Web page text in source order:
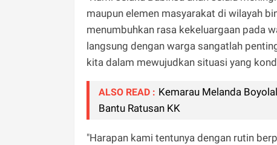
maupun elemen masyarakat di wilayah
menumbuhkan rasa kekeluargaan pada
langsung dengan warga sangatlah
kita dalam mewujudkan situasi yang
ALSO READ : Kemarau Melanda
Bantu Ratusan KK
"Harapan kami tentunya dengan rutin